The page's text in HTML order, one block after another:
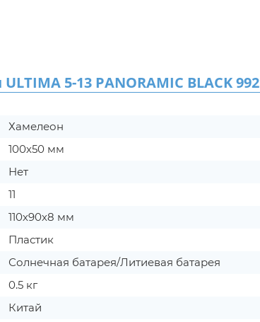
5-13 PANORAMIC BLACK
Хамелеон
100х50 мм
Нет
11
110х90х8 мм
Пластик
Солнечная батарея/Литиевая батарея
0.5 кг
Китай